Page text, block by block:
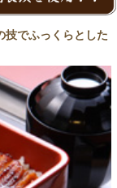
技でふっくらとした